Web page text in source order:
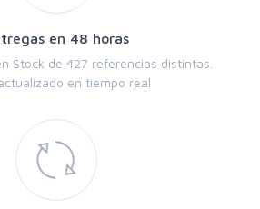
en 48 horas
Stock de 427 referencias distintas.
en tiempo real